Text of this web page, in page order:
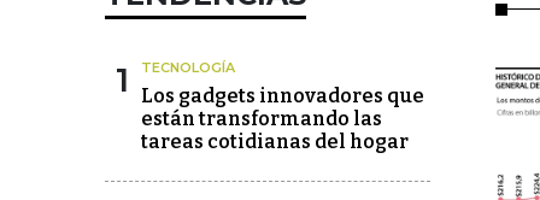
1 TECNOLOGÍA
Los gadgets innovadores que
están transformando las
tareas cotidianas del hogar